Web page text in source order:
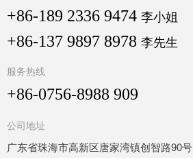
+86-189 2336 9474 李小姐
+86-137 9897 8978 李先生
服务热线
+86-0756-8988 909
公司地址
广东省珠海市高新区唐家湾镇创智路90